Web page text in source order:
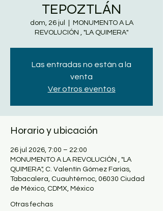
TEPOZTLÁN
dom, 26 jul
MONUMENTO A LA
REVOLUCIÓN , "LA QUIMERA"
Las entradas no están a la
venta
Ver otros eventos
Horario y ubicación
26 jul 2026, 7:00 – 22:00
MONUMENTO A LA REVOLUCIÓN , "LA
QUIMERA", C. Valentín Gómez Farías,
Tabacalera, Cuauhtémoc, 06030 Ciudad
de México, CDMX, México
Otras fechas